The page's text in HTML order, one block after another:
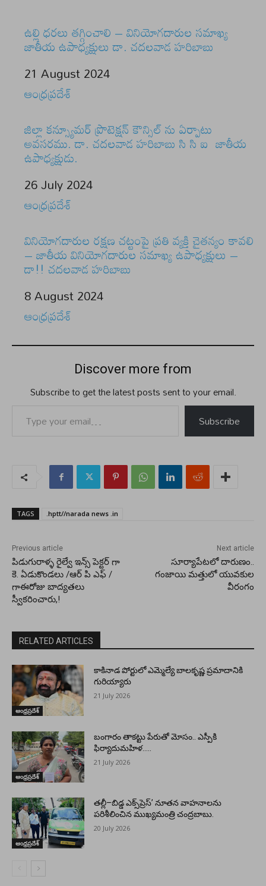
ఉల్లి ధరలు తగ్గించాలి – వినియోగదారుల సమాఖ్య
జాతీయ ఉపాధ్యక్షులు డా. చదలవాడ హరిబాబు
Date
21 August 2024
In relation to
ఆంధ్రప్రదేశ్
జిల్లా కన్స్యూమర్ ప్రొటెక్షన్ కౌన్సిల్ ను ఏర్పాటు
అవసరము. డా. చదలవాడ హరిబాబు సి సి ఐ జాతీయ
ఉపాధ్యక్షుడు.
Date
26 July 2024
In relation to
ఆంధ్రప్రదేశ్
వినియోగదారుల రక్షణ చట్టంపై ప్రతి వ్యక్తి చైతన్యం కావలి
– జాతీయ వినియోగదారుల సమాఖ్య ఉపాధ్యక్షులు –
డా!! చదలవాడ హరిబాబు
Date
8 August 2024
In relation to
ఆంధ్రప్రదేశ్
Discover more from
Subscribe to get the latest posts sent to your email.
Subscribe
TAGS .hptt//narada news .in
Previous article
పిడుగురాళ్ళ రైల్వే ఇన్స్ పెక్టర్ గా
కె. ఏడుకొండలు /ఆర్ పి ఎఫ్ /
గాఈరోజు బాద్యతలు
స్వీకరించారు,!
Next article
సూర్యాపేటలో దారుణం..
గంజాయి మత్తులో యువకుల
వీరంగం
RELATED ARTICLES
ఆంధ్రప్రదేశ్
కాకినాడ పోర్టులో ఎమ్మెల్యే బాలకృష్ణ ప్రమాదానికి
గురియ్యారు
21 July 2026
ఆంధ్రప్రదేశ్
బంగారం తాకట్టు పేరుతో మోసం.. ఎస్పీకి
ఫిర్యాదుమహిళ…..
21 July 2026
ఆంధ్రప్రదేశ్
తల్లీ–బిడ్డ ఎక్స్‌ప్రెస్’ నూతన వాహనాలను
పరిశీలించిన ముఖ్యమంత్రి చంద్రబాబు.
20 July 2026